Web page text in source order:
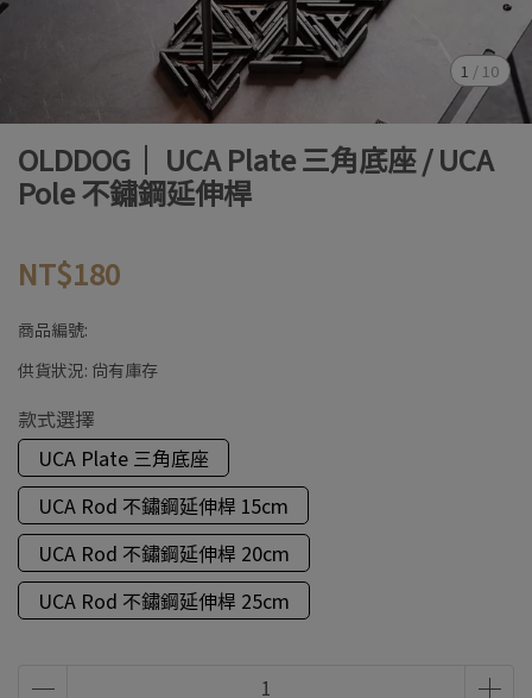
1 / 10
OLDDOG｜ UCA Plate 三角底座 / UCA
Pole 不鏽鋼延伸桿
NT$180
商品編號:
供貨狀況: 尚有庫存
款式選擇
UCA Plate 三角底座
UCA Rod 不鏽鋼延伸桿 15cm
UCA Rod 不鏽鋼延伸桿 20cm
UCA Rod 不鏽鋼延伸桿 25cm